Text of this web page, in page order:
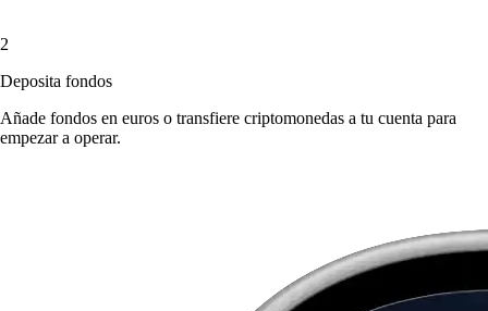
2
Deposita fondos
Añade fondos en euros o transfiere criptomonedas a tu cuenta para
empezar a operar.